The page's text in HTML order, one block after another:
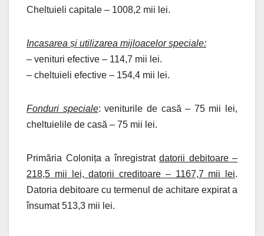
Cheltuieli capitale – 1008,2 mii lei.
Incasarea și utilizarea mijloacelor speciale:
– venituri efective – 114,7 mii lei.
– cheltuieli efective – 154,4 mii lei.
Fonduri speciale: veniturile de casă – 75 mii lei,
cheltuielile de casă – 75 mii lei.
Primăria Colonița a înregistrat datorii debitoare –
218,5 mii lei, datorii creditoare – 1167,7 mii lei.
Datoria debitoare cu termenul de achitare expirat a
însumat 513,3 mii lei.